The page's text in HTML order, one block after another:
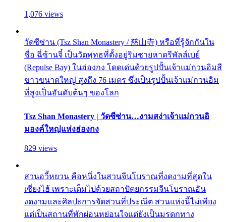
1,076 views
วัดซีซ่าน (Tsz Shan Monastery / 慈山寺) หรือที่รู้จักกันใน
ชื่อ ฉี่ซ้านจี๋ เป็นวัดพุทธที่ตั้งอยู่ริมชายหาดรีพัลส์เบย์
(Repulse Bay) ในฮ่องกง โดดเด่นด้วยรูปปั้นเจ้าแม่กวนอิมสี
ขาวขนาดใหญ่ สูงถึง 76 เมตร ซึ่งเป็นรูปปั้นเจ้าแม่กวนอิม
ที่สูงเป็นอันดับต้นๆ ของโลก
Tsz Shan Monastery | วัดซีซ่าน…งามสง่าเจ้าแม่กวนอิ
มองค์ใหญ่แห่งฮ่องกง
829 views
สวนอวี้หยวน คือหนึ่งในสวนจีนโบราณที่งดงามที่สุดใน
เซี่ยงไฮ้ เพราะเต็มไปด้วยสถาปัตยกรรมจีนโบราณอัน
งดงามและศิลปะการจัดสวนที่ประณีต สวนแห่งนี้ไม่เพียง
แต่เป็นสถานที่พักผ่อนหย่อนใจแต่ยังเป็นมรดกทาง